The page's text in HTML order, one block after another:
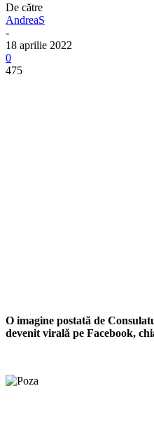
De către
AndreaS
-
18 aprilie 2022
0
475
O imagine postată de
devenit virală pe Facebook,